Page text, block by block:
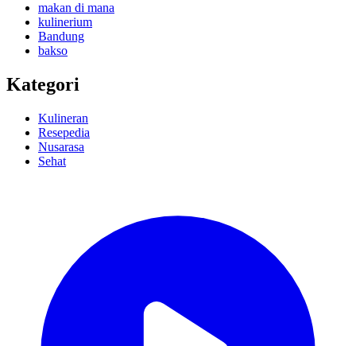
makan di mana
kulinerium
Bandung
bakso
Kategori
Kulineran
Resepedia
Nusarasa
Sehat